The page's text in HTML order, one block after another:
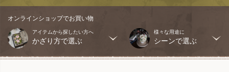
オンラインショップでお買い物
アイテムから探したい方へ
かざり方で選ぶ
様々な用途に
シーンで選ぶ